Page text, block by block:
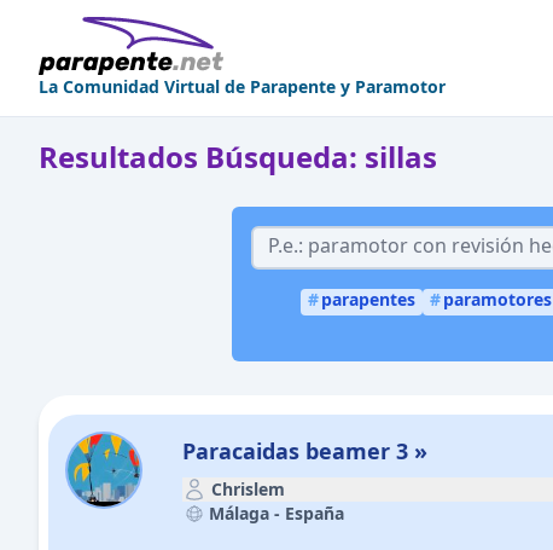
La Comunidad Virtual de Parapente y Paramotor
Resultados Búsqueda: sillas
#parapentes #paramotores
Paracaidas beamer 3 »
Chrislem
Málaga - España